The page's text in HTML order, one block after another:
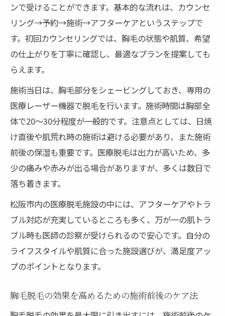
ンで受けることができます。基本的な流れは、カウンセ
リング→予約→施術→アフターケアというステップで
す。初回カウンセリングでは、胸毛の状態や肌質、希望
の仕上がりを丁寧に確認し、最適なプランを提案しても
らえます。
施術当日は、胸毛部分をシェービングしておき、専用の
医療レーザー機器で脱毛を行います。施術時間は胸部全
体で20〜30分程度が一般的です。注意点としては、日焼
け直後や肌荒れ時の施術は避ける必要があり、また施術
前後の保湿も重要です。医療脱毛は出力が高いため、多
少の痛みや赤みが出る場合がありますが、多くは数日で
落ち着きます。
松阪市内の医療脱毛施設の中には、アフターケアやトラ
ブル対応が充実しているところも多く、万が一の肌トラ
ブル時も医師の診察が受けられるので安心です。自分の
ライフスタイルや肌質に合った施設選びが、満足度アッ
プのポイントとなります。
胸毛脱毛の効果を高めるための施術前後のケア法